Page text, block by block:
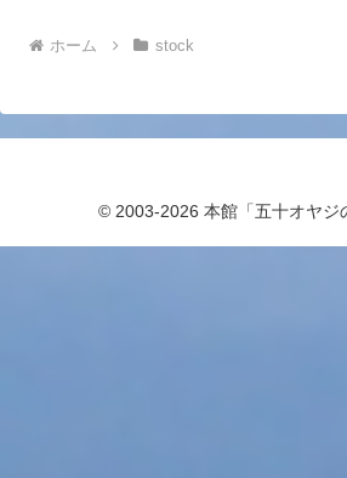
ホーム stock
© 2003-2026 本館「五十オヤジ